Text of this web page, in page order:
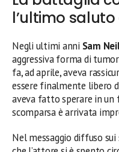
l’ultimo
Negli ultimi anni Sam
aggressiva forma di
fa, ad aprile, aveva
essere finalmente libero
aveva fatto sperare in un
scomparsa è arrivata
Nel messaggio diffuso